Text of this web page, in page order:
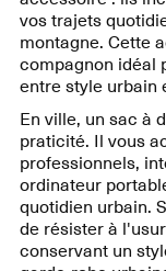
vos trajets
montagne. Cette
compagnon idéal
entre style urbain
En ville, un sac à
praticité. Il vous
professionnels,
ordinateur
quotidien urbain.
de résister à
conservant un